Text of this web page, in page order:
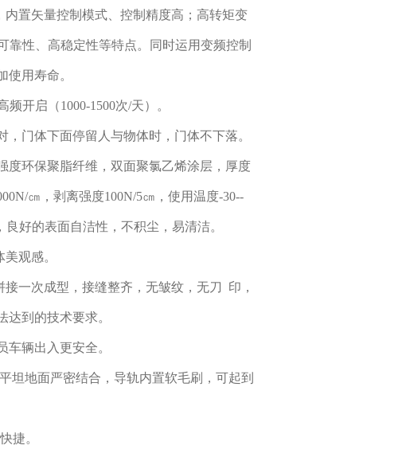
置矢量控制模式、控制精度高；高转矩变
靠性、高稳定性等特点。同时运用变频控制
用寿命。
开启（1000-1500次/天）。
门体下面停留人与物体时，门体不下落。
环保聚脂纤维，双面聚氯乙烯涂层，厚度
㎝，剥离强度100N/5㎝，使用温度-30--
好的表面自洁性，不积尘，易清洁。
观感。
一次成型，接缝整齐，无皱纹，无刀 印，
到的技术要求。
辆出入更安全。
地面严密结合，导轨内置软毛刷，可起到
捷。